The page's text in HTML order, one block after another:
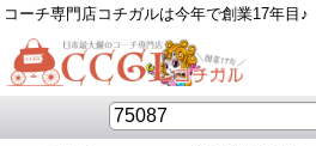
コーチ専門店コチガルは今年で創業17年目♪